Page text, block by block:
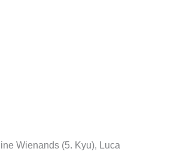
Wienands (5. Kyu), Luca